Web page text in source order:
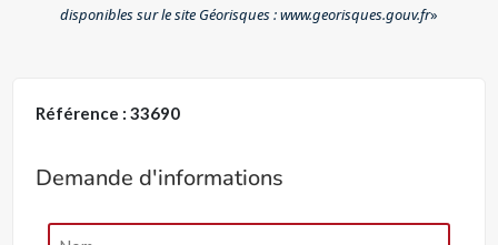
disponibles sur le site Géorisques : www.georisques.gouv.fr»
Référence : 33690
Demande d'informations